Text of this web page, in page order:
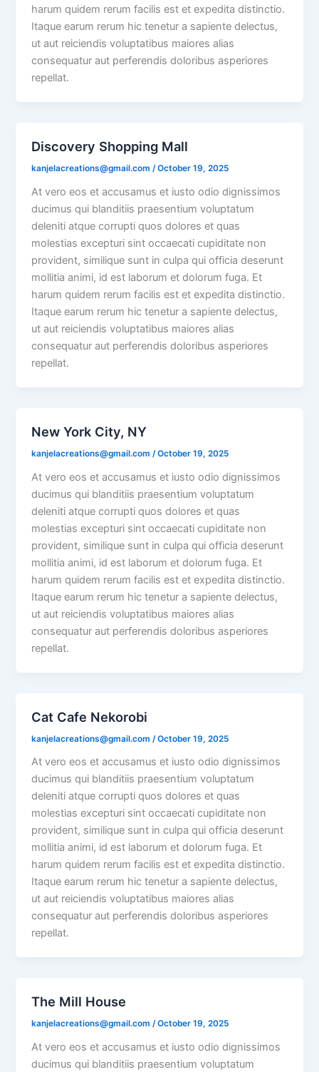
harum quidem rerum facilis est et expedita distinctio.
Itaque earum rerum hic tenetur a sapiente delectus,
ut aut reiciendis voluptatibus maiores alias
consequatur aut perferendis doloribus asperiores
repellat.
Discovery Shopping Mall
kanjelacreations@gmail.com/October 19, 2025
At vero eos et accusamus et iusto odio dignissimos
ducimus qui blanditiis praesentium voluptatum
deleniti atque corrupti quos dolores et quas
molestias excepturi sint occaecati cupiditate non
provident, similique sunt in culpa qui officia deserunt
mollitia animi, id est laborum et dolorum fuga. Et
harum quidem rerum facilis est et expedita distinctio.
Itaque earum rerum hic tenetur a sapiente delectus,
ut aut reiciendis voluptatibus maiores alias
consequatur aut perferendis doloribus asperiores
repellat.
New York City, NY
kanjelacreations@gmail.com/October 19, 2025
At vero eos et accusamus et iusto odio dignissimos
ducimus qui blanditiis praesentium voluptatum
deleniti atque corrupti quos dolores et quas
molestias excepturi sint occaecati cupiditate non
provident, similique sunt in culpa qui officia deserunt
mollitia animi, id est laborum et dolorum fuga. Et
harum quidem rerum facilis est et expedita distinctio.
Itaque earum rerum hic tenetur a sapiente delectus,
ut aut reiciendis voluptatibus maiores alias
consequatur aut perferendis doloribus asperiores
repellat.
Cat Cafe Nekorobi
kanjelacreations@gmail.com /October 19, 2025
At vero eos et accusamus et iusto odio dignissimos
ducimus qui blanditiis praesentium voluptatum
deleniti atque corrupti quos dolores et quas
molestias excepturi sint occaecati cupiditate non
provident, similique sunt in culpa qui officia deserunt
mollitia animi, id est laborum et dolorum fuga. Et
harum quidem rerum facilis est et expedita distinctio.
Itaque earum rerum hic tenetur a sapiente delectus,
ut aut reiciendis voluptatibus maiores alias
consequatur aut perferendis doloribus asperiores
repellat.
The Mill House
kanjelacreations@gmail.com/October 19, 2025
At vero eos et accusamus et iusto odio dignissimos
ducimus qui blanditiis praesentium voluptatum